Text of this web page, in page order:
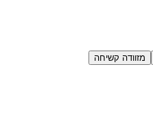
מזוודה קשיחה